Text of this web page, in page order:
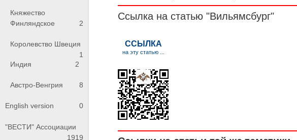
Княжество
Финляндское
2
Королевство Швеция
1
Индия
2
Австро-Венгрия 8
English version 0
"ВЕСТИ" Ассоциации
1919
Ссылка на статью "Вильямсбург"